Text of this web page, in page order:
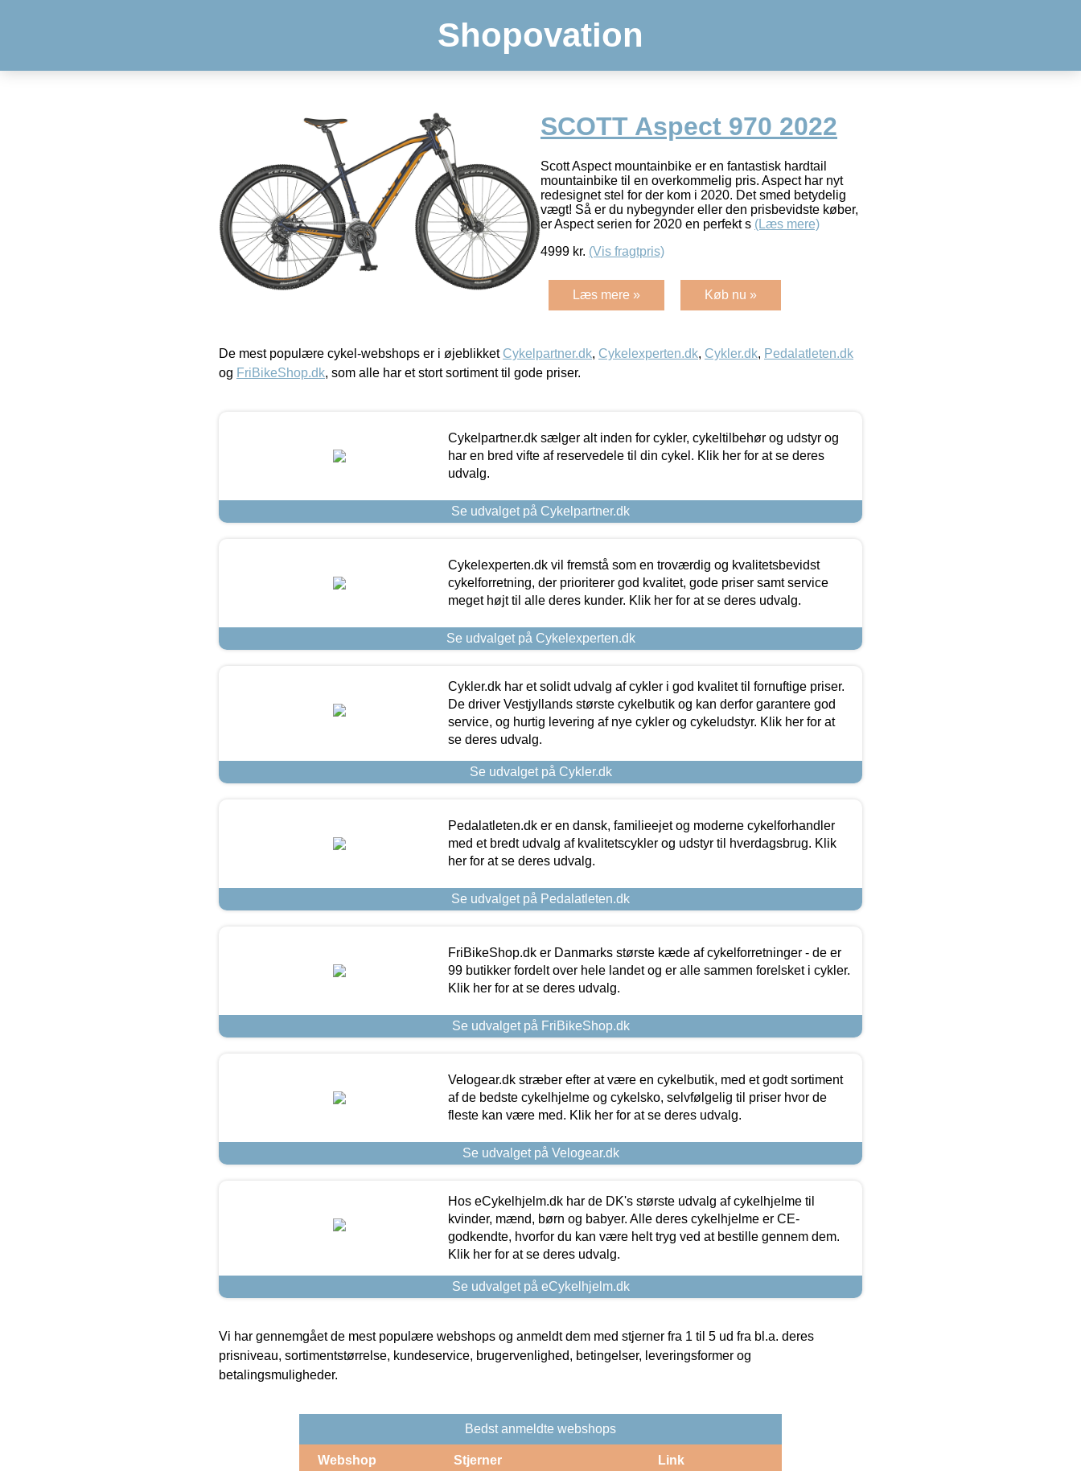
Shopovation
SCOTT Aspect 970 2022
Scott Aspect mountainbike er en fantastisk hardtail
mountainbike til en overkommelig pris. Aspect har nyt
redesignet stel for der kom i 2020. Det smed betydelig
vægt! Så er du nybegynder eller den prisbevidste køber,
er Aspect serien for 2020 en perfekt s (Læs mere)
4999 kr. (Vis fragtpris)
Læs mere » Køb nu »
De mest populære cykel-webshops er i øjeblikket Cykelpartner.dk, Cykelexperten.dk, Cykler.dk, Pedalatleten.dk
og FriBikeShop.dk, som alle har et stort sortiment til gode priser.
Cykelpartner.dk sælger alt inden for cykler, cykeltilbehør og udstyr og
har en bred vifte af reservedele til din cykel. Klik her for at se deres
udvalg.
Se udvalget på Cykelpartner.dk
Cykelexperten.dk vil fremstå som en troværdig og kvalitetsbevidst
cykelforretning, der prioriterer god kvalitet, gode priser samt service
meget højt til alle deres kunder. Klik her for at se deres udvalg.
Se udvalget på Cykelexperten.dk
Cykler.dk har et solidt udvalg af cykler i god kvalitet til fornuftige priser.
De driver Vestjyllands største cykelbutik og kan derfor garantere god
service, og hurtig levering af nye cykler og cykeludstyr. Klik her for at
se deres udvalg.
Se udvalget på Cykler.dk
Pedalatleten.dk er en dansk, familieejet og moderne cykelforhandler
med et bredt udvalg af kvalitetscykler og udstyr til hverdagsbrug. Klik
her for at se deres udvalg.
Se udvalget på Pedalatleten.dk
FriBikeShop.dk er Danmarks største kæde af cykelforretninger - de er
99 butikker fordelt over hele landet og er alle sammen forelsket i cykler.
Klik her for at se deres udvalg.
Se udvalget på FriBikeShop.dk
Velogear.dk stræber efter at være en cykelbutik, med et godt sortiment
af de bedste cykelhjelme og cykelsko, selvfølgelig til priser hvor de
fleste kan være med. Klik her for at se deres udvalg.
Se udvalget på Velogear.dk
Hos eCykelhjelm.dk har de DK's største udvalg af cykelhjelme til
kvinder, mænd, børn og babyer. Alle deres cykelhjelme er CE-
godkendte, hvorfor du kan være helt tryg ved at bestille gennem dem.
Klik her for at se deres udvalg.
Se udvalget på eCykelhjelm.dk
Vi har gennemgået de mest populære webshops og anmeldt dem med stjerner fra 1 til 5 ud fra bl.a. deres
prisniveau, sortimentstørrelse, kundeservice, brugervenlighed, betingelser, leveringsformer og
betalingsmuligheder.
Bedst anmeldte webshops
Webshop Stjerner Link